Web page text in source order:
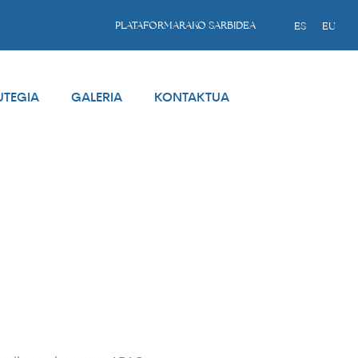
PLATAFORMARAKO SARBIDEA ES EU
GALERIA KONTAKTUA